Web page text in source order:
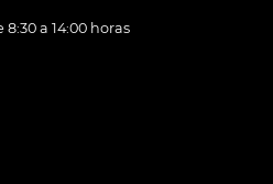
a 14:00 horas